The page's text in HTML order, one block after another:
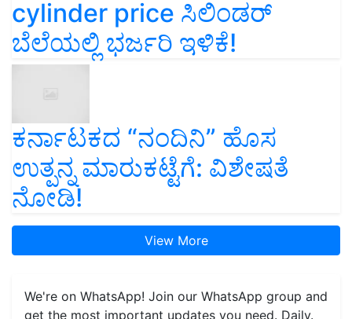
cylinder price ಸಿಲಿಂಡರ್‌
ಬೆಲೆಯಲ್ಲಿ ಭರ್ಜರಿ ಇಳಿಕೆ!
ಕರ್ನಾಟಕದ “ನಂದಿನಿ” ಹೊಸ
ಉತ್ಪನ್ನ ಮಾರುಕಟ್ಟೆಗೆ: ವಿಶೇಷತೆ
ನೋಡಿ!
View More
We're on WhatsApp! Join our WhatsApp group and
get the most important updates you need. Daily.